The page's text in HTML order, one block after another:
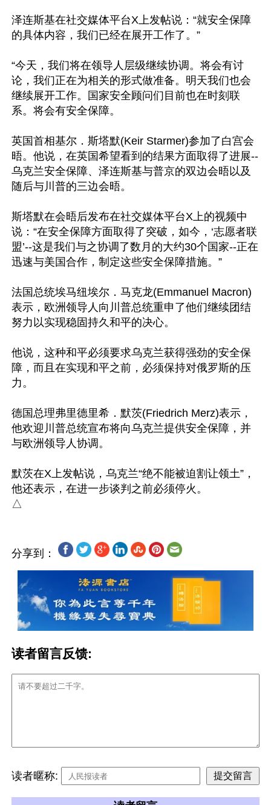
泽连斯基在社交媒体平台X上发帖说：“就安全保障
的具体内容，我们已经在展开工作了。”
“今天，我们将在领导人层级继续协调。将会有讨
论，我们正在为相关的形式做准备。明天我们也会
继续展开工作。国家安全顾问们目前也在时刻联
系。将会有安全保障。
英国首相基尔．斯塔默(Keir Starmer)参加了白宫会
晤。他说，在英国希望看到的结果方面取得了进展--
乌克兰安全保障、泽连斯基与普京的双边会晤以及
随后与川普的三边会晤。
斯塔默在会晤后发布在社交媒体平台X上的视频中
说：“在安全保障方面取得了突破，如今，‘志愿者联
盟’--这是我们与之协调了数月的大约30个国家--正在
迅速与美国合作，制定这些安全保障措施。”
法国总统埃马纽埃尔．马克龙(Emmanuel Macron)
表示，欧洲领导人向川普总统重申了他们继续团结
努力以实现稳固持久和平的决心。
他说，这种和平必须要求乌克兰获得强劲的安全保
障，而且在实现和平之前，必须保持对俄罗斯的压
力。
德国总理弗里德里希．默茨(Friedrich Merz)表示，
他欢迎川普总统宣布将向乌克兰提供安全保障，并
与欧洲领导人协调。
默茨在X上发帖说，乌克兰“绝不能被迫割让领土”，
他还表示，在进一步谈判之前必须停火。
分享到：
读者留言反馈:
读者暱称: